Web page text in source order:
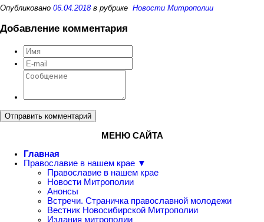
Опубликовано 06.04.2018в рубрике Новости Митрополии
Добавление комментария
Отправить комментарий
МЕНЮ САЙТА
Главная
Православие в нашем крае ▼
Православие в нашем крае
Новости Митрополии
Анонсы
Встречи. Страничка православной молодежи
Вестник Новосибирской Митрополии
Издания митрополии